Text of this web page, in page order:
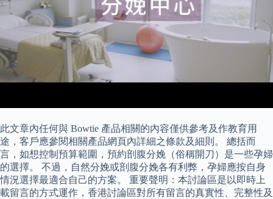
此文章內任何與 Bowtie 產品相關的內容僅供參考及作教育用
途，客戶應參閱相關產品網頁內詳細之條款及細則。 總括而
言，如想控制預算範圍，預約剖腹分娩（俗稱開刀）是一些孕婦
的選擇。 不過，自然分娩或剖腹分娩各有利弊，孕婦應按自身
情況選擇最適合自己的方案。 重要聲明：本討論區是以即時上
載留言的方式運作，香港討論區對所有留言的真實性、完整性及